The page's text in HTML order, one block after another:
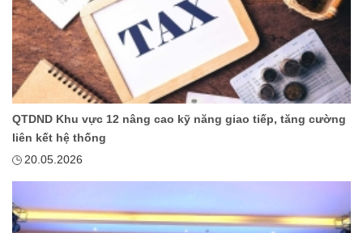
QTDND Khu vực 12 nâng cao kỹ năng giao tiếp, tăng cường
liên kết hệ thống
20.05.2026